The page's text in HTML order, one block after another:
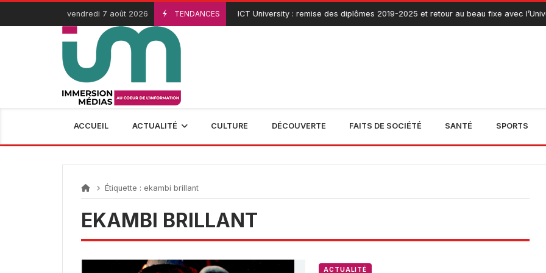
Passer
contenu
vendredi 7 août 2026 TENDANCES
3 Août 2026 ICT University : remise des diplômes 2019-2025 et retour au beau fixe avec
ACCUEIL ACTUALITÉ CULTURE DÉCOUVERTE FAITS DE SOCIÉTÉ SANTÉ SPORTS
Étiquette : ekambi brillant
EKAMBI BRILLANT
ACTUALITÉ